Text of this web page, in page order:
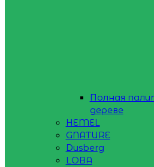
Полная
дереве
HEMEL
GNATURE
Dusberg
LOBA